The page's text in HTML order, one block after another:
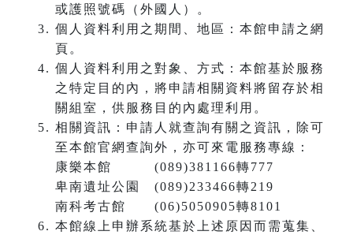
或護照號碼（外國人）。
個人資料利用之期間、地區：本館申請之網
頁。
個人資料利用之對象、方式：本館基於服務
之特定目的內，將申請相關資料將留存於相
關組室，供服務目的內處理利用。
相關資訊：申請人就查詢有關之資訊，除可
至本館官網查詢外，亦可來電服務專線：
康樂本館 (089)381166轉777
卑南遺址公園 (089)233466轉219
南科考古館 (06)5050905轉8101
本館線上申辦系統基於上述原因而需蒐集、